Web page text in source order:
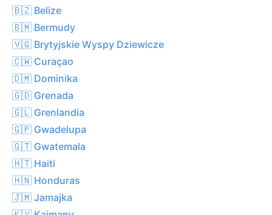
🇧🇿 Belize
🇧🇲 Bermudy
🇻🇬 Brytyjskie Wyspy Dziewicze
🇨🇼 Curaçao
🇩🇲 Dominika
🇬🇩 Grenada
🇬🇱 Grenlandia
🇬🇵 Gwadelupa
🇬🇹 Gwatemala
🇭🇹 Haiti
🇭🇳 Honduras
🇯🇲 Jamajka